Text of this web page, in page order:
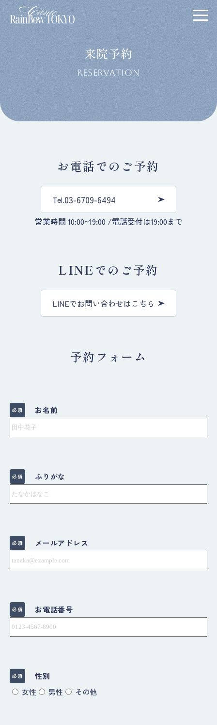
来院予約
RESERVATION
お電話でのご予約
Tel.03-6709-6494
営業時間 10:00~19:00 /電話受付は19:00まで
LINEでのご予約
LINEでお問い合わせはこちら
予約フォーム
必須 お名前
必須 ふりがな
必須 メールアドレス
必須 お電話番号
必須
性別
女性
男性 その他